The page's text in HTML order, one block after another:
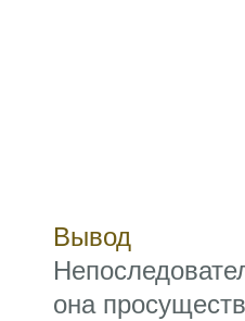
Вывод
она